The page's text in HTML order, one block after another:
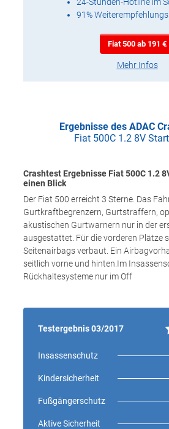
91%
Fiat 500 ab 191 €
Mehr Infos
Ergebnisse des ADAC
Fiat 500C 1.2 8V
Crashtest Ergebnisse Fiat 500C 1.2
einen Blick
Der Fiat 500 erreicht 3 Sterne. Das
Gurtkraftbegrenzern, Gurtstraffern,
akustischen Gurtwarnern nur in der
ausgestattet. Für die vorderen Plätze
Seitenairbags verbaut. Ein
seitlich vorne und hinten.Im
Rückhaltesysteme nur im Off
Testergebnis 03/2017
Insassenschutz
Kindersicherheit
Fußgängerschutz
Aktive Sicherheit